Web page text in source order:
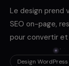
Le design prend
SEO on-page,
pour convertir et
Design WordPress